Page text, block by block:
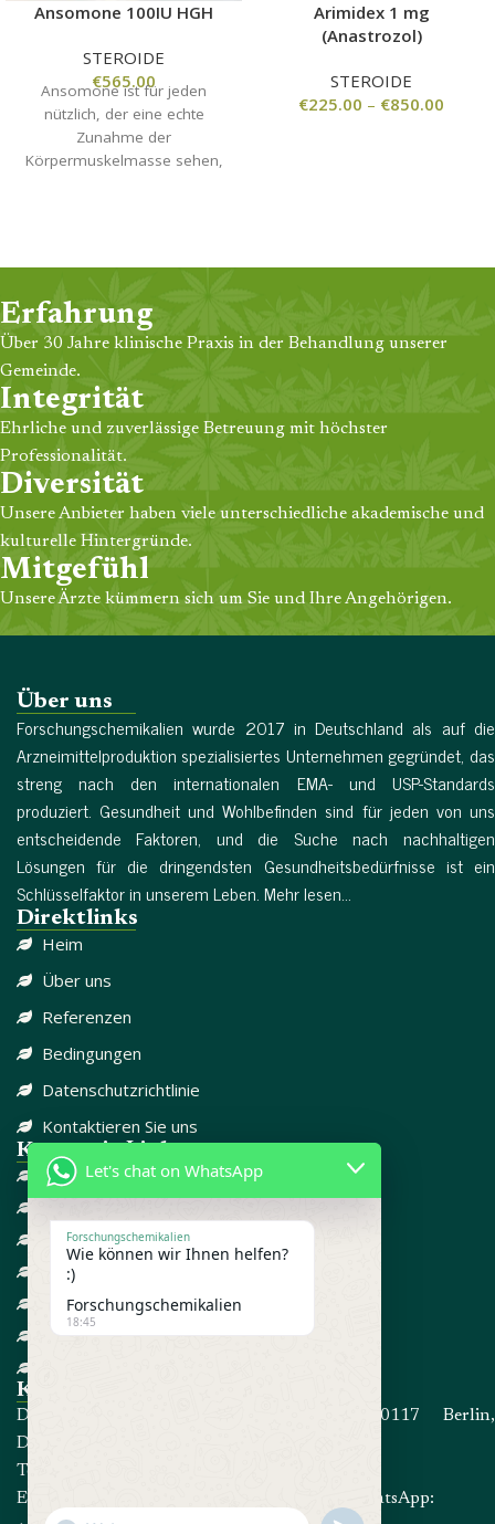
Ansomone 100IU HGH
STEROIDE
€565.00
Ansomone ist für jeden
nützlich, der eine echte
Zunahme der
Körpermuskelmasse sehen,
wenn es verwendet wird, um
die Libido wiederherzustellen
und bestimmte Arten der
Alterung zu reduzieren.
Arimidex 1 mg
(Anastrozol)
STEROIDE
€225.00 – €850.00
Erfahrung
Über 30 Jahre klinische Praxis in der Behandlung unserer
Gemeinde.
Integrität
Ehrliche und zuverlässige Betreuung mit höchster
Professionalität.
Diversität
Unsere Anbieter haben viele unterschiedliche akademische und
kulturelle Hintergründe.
Mitgefühl
Unsere Ärzte kümmern sich um Sie und Ihre Angehörigen.
Über uns
Forschungschemikalien wurde 2017 in Deutschland als auf die
Arzneimittelproduktion spezialisiertes Unternehmen gegründet, das
streng nach den internationalen EMA- und USP-Standards
produziert. Gesundheit und Wohlbefinden sind für jeden von uns
entscheidende Faktoren, und die Suche nach nachhaltigen
Lösungen für die dringendsten Gesundheitsbedürfnisse ist ein
Schlüsselfaktor in unserem Leben. Mehr lesen...
Direktlinks
Heim
Über uns
Referenzen
Bedingungen
Datenschutzrichtlinie
Kontaktieren Sie uns
Kategorie-Links
DISSOZIATIV
CBD
FORSCHUNGSCHEMIKALIEN
GEGEN ANGST
ADD / ADHD
Kontakt informationen
Die Adresse: Kommandorstraße 80, 10117 Berlin,
Deutschland
Telefon:
E-Mail:
WhatsApp:
Let's chat on WhatsApp
Forschungschemikalien
Wie können wir Ihnen helfen?
:)
Forschungschemikalien
18:45